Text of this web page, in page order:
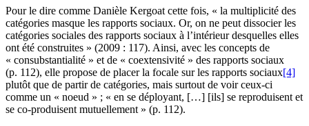
Pour le dire comme Danièle Kergoat cette fois, « la multiplicité des
catégories masque les rapports sociaux. Or, on ne peut dissocier les
catégories sociales des rapports sociaux à l’intérieur desquelles elles
ont été construites » (2009 : 117). Ainsi, avec les concepts de
« consubstantialité » et de « coextensivité » des rapports sociaux
(p. 112), elle propose de placer la focale sur les rapports sociaux[4]
plutôt que de partir de catégories, mais surtout de voir ceux-ci
comme un « noeud » ; « en se déployant, […] [ils] se reproduisent et
se co-produisent mutuellement » (p. 112).